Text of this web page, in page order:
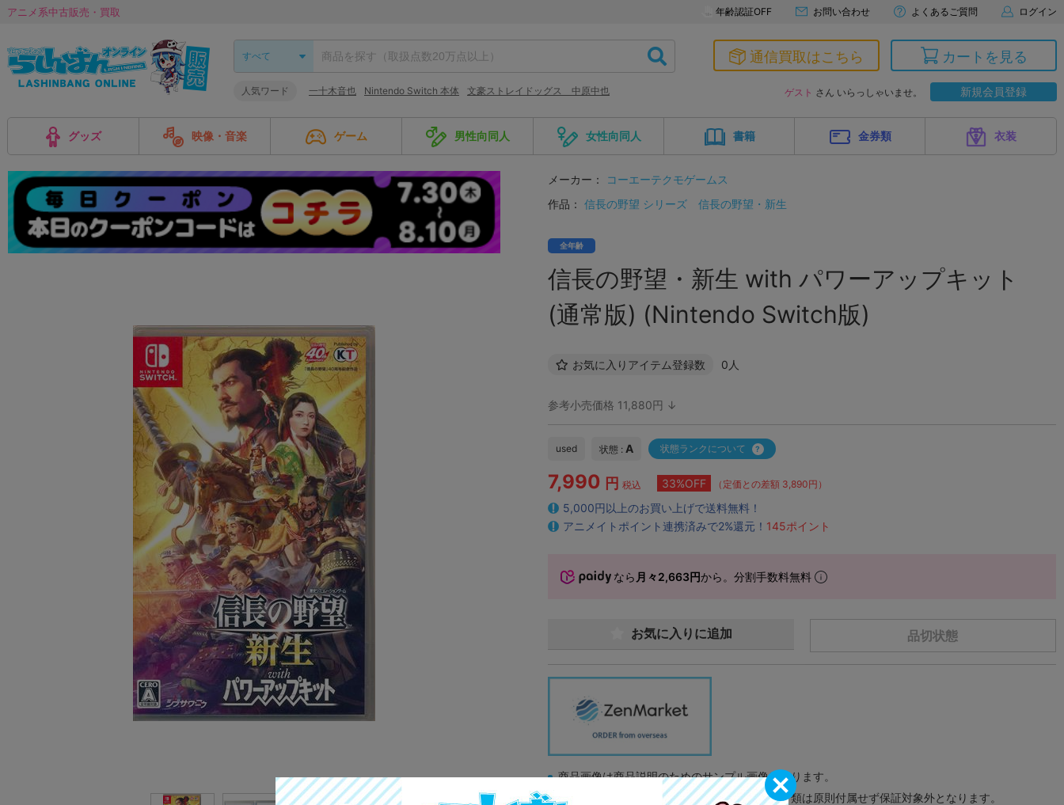
アニメ系中古販売・買取 年齢認証OFF お問い合わせ よくあるご質問 ログイン
人気ワード 一十木音也 Nintendo Switch 本体 文豪ストレイドッグス 中原中也
通信買取はこちら カートを見る
ゲスト さん いらっしゃいませ。 新規会員登録
グッズ 映像・音楽 ゲーム 男性向同人 女性向同人 書籍 金券類 衣装
メーカー：
コーエーテクモゲームス
作品： 信長の野望 シリーズ 信長の野望・新生
全年齢
信長の野望・新生 with パワーアップキット
(通常版) (Nintendo Switch版)
お気に入りアイテム登録数 0人
参考小売価格 11,880円 ↓
used 状態 : A 状態ランクについて
7,990 円 税込 33%OFF （定価との差額 3,890円）
5,000円以上のお買い上げで送料無料！
アニメイトポイント連携済みで2%還元！ 145ポイント
なら 月々2,663円から。分割手数料無料
品切状態
お気に入りに追加
商品画像は商品説明のためのサンプル画像になります。
販促物、書籍の帯やぬいぐるみのタグ、コード類は原則付属せず保証対象外となります。